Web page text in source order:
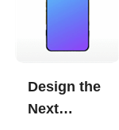
Design the
Next